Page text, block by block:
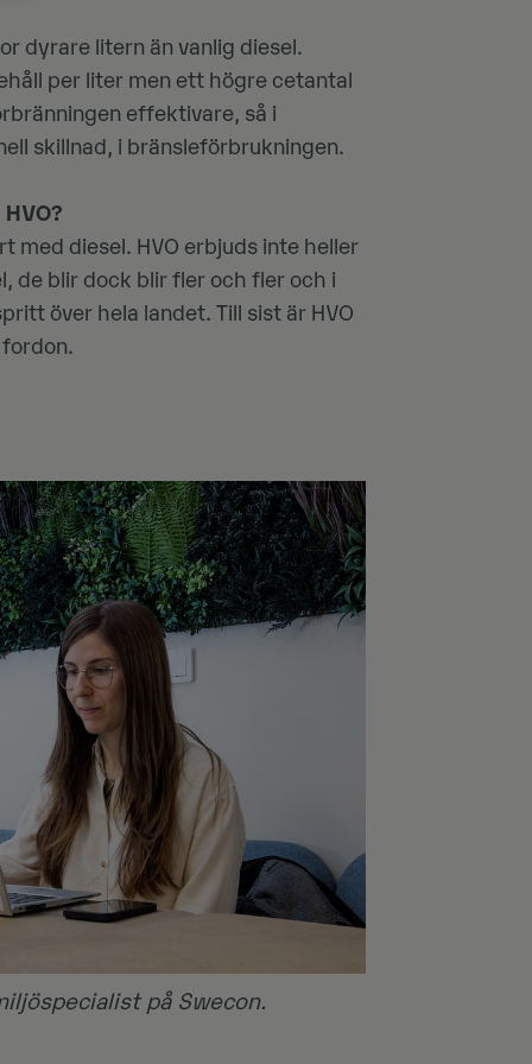
dyrare litern än vanlig diesel.
per liter men ett högre cetantal
effektivare, så i
skillnad, i bränsleförbrukningen.
HVO?
med diesel. HVO erbjuds inte heller
de blir dock blir fler och fler och i
över hela landet. Till sist är HVO
på Swecon.